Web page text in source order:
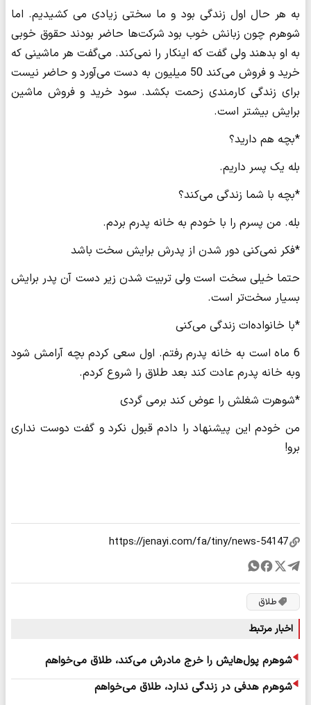
به هر حال اول زندگی بود و ما سختی زیادی می کشیدیم. اما
شوهرم چون زبانش خوب بود شرکت‌ها حاضر بودند حقوق خوبی
به او بدهند ولی گفت که اینکار را نمی‌کند. می‌گفت هر ماشینی که
خرید و فروش می‌کند 50 میلیون به دست می‌آورد و حاضر نیست
برای زندگی کارمندی زحمت بکشد. سود خرید و فروش ماشین
برایش بیشتر است.
*بچه هم دارید؟
بله یک پسر داریم.
*بچه با شما زندگی می‌کند؟
بله. من پسرم را با خودم به خانه پدرم بردم.
*فکر نمی‌کنی دور شدن از پدرش برایش سخت باشد
حتما خیلی سخت است ولی تربیت شدن زیر دست آن پدر برایش
بسیار سخت‌تر است.
*با خانواده‌ات زندگی می‌کنی
6 ماه است به خانه پدرم رفتم. اول سعی کردم بچه آرامش شود
وبه خانه پدرم عادت کند بعد طلاق را شروع کردم.
*شوهرت شغلش را عوض کند برمی گردی
من خودم این پیشنهاد را دادم قبول نکرد و گفت دوست نداری
برو!
طلاق
اخبار مرتبط
شوهرم پول‌هایش را خرج مادرش می‌کند، طلاق می‌خواهم
شوهرم هدفی در زندگی ندارد، طلاق می‌خواهم